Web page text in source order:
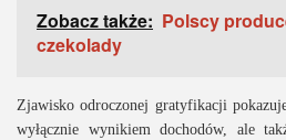
Zobacz także: Polscy
czekolady
Zjawisko odroczonej gratyfikacji
wyłącznie wynikiem dochodów, ale